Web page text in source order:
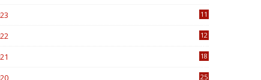
11
12
18
25